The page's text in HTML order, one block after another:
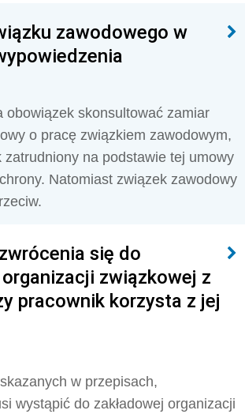
zawodowego w
obowiązek skonsultować zamiar
o pracę związkiem zawodowym,
zatrudniony na podstawie tej umowy
Natomiast związek zawodowy
się do
organizacji związkowej z
pracownik korzysta z jej
w przepisach,
wystąpić do zakładowej organizacji